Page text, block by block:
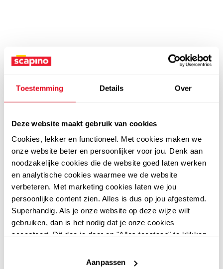
Toestemming Details Over
Deze website maakt gebruik van cookies
Cookies, lekker en functioneel. Met cookies maken we
onze website beter en persoonlijker voor jou. Denk aan
noodzakelijke cookies die de website goed laten werken
en analytische cookies waarmee we de website
verbeteren. Met marketing cookies laten we jou
persoonlijke content zien. Alles is dus op jou afgestemd.
Superhandig. Als je onze website op deze wijze wilt
gebruiken, dan is het nodig dat je onze cookies
accepteert. Dit doe je door op "Alles toestaan" te klikken.
website niet optimaal functioneert.
Aanpassen